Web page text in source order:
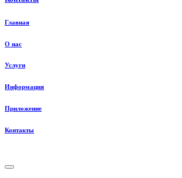
Главная
О нас
Услуги
Информация
Приложение
Контакты